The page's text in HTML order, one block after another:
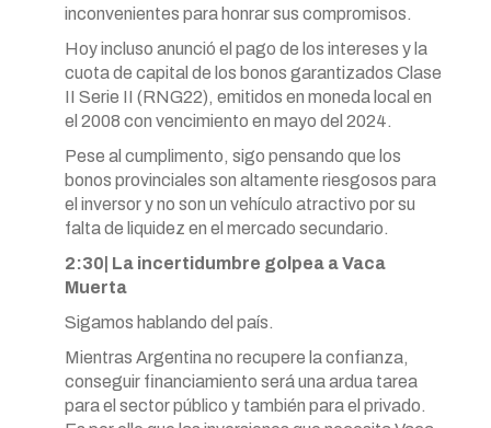
inconvenientes para honrar sus compromisos.
Hoy incluso anunció el pago de los intereses y la
cuota de capital de los bonos garantizados Clase
II Serie II (RNG22), emitidos en moneda local en
el 2008 con vencimiento en mayo del 2024.
Pese al cumplimento, sigo pensando que los
bonos provinciales son altamente riesgosos para
el inversor y no son un vehículo atractivo por su
falta de liquidez en el mercado secundario.
2:30| La incertidumbre golpea a Vaca
Muerta
Sigamos hablando del país.
Mientras Argentina no recupere la confianza,
conseguir financiamiento será una ardua tarea
para el sector público y también para el privado.